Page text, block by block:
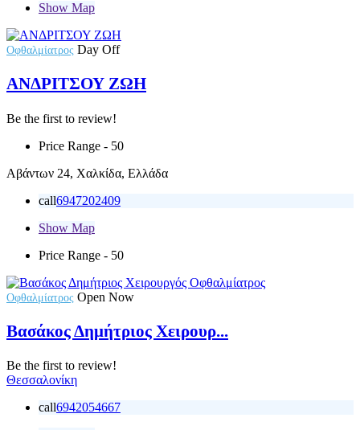
Show Map
Οφθαλμίατρος Day Off
ΑΝΔΡΙΤΣΟΥ ΖΩΗ
Be the first to review!
Price Range - 50
Αβάντων 24, Χαλκίδα, Ελλάδα
call6947202409
Show Map
Price Range - 50
Οφθαλμίατρος Open Now
Βασάκος Δημήτριος Χειρουρ...
Be the first to review!
Θεσσαλονίκη
call6942054667